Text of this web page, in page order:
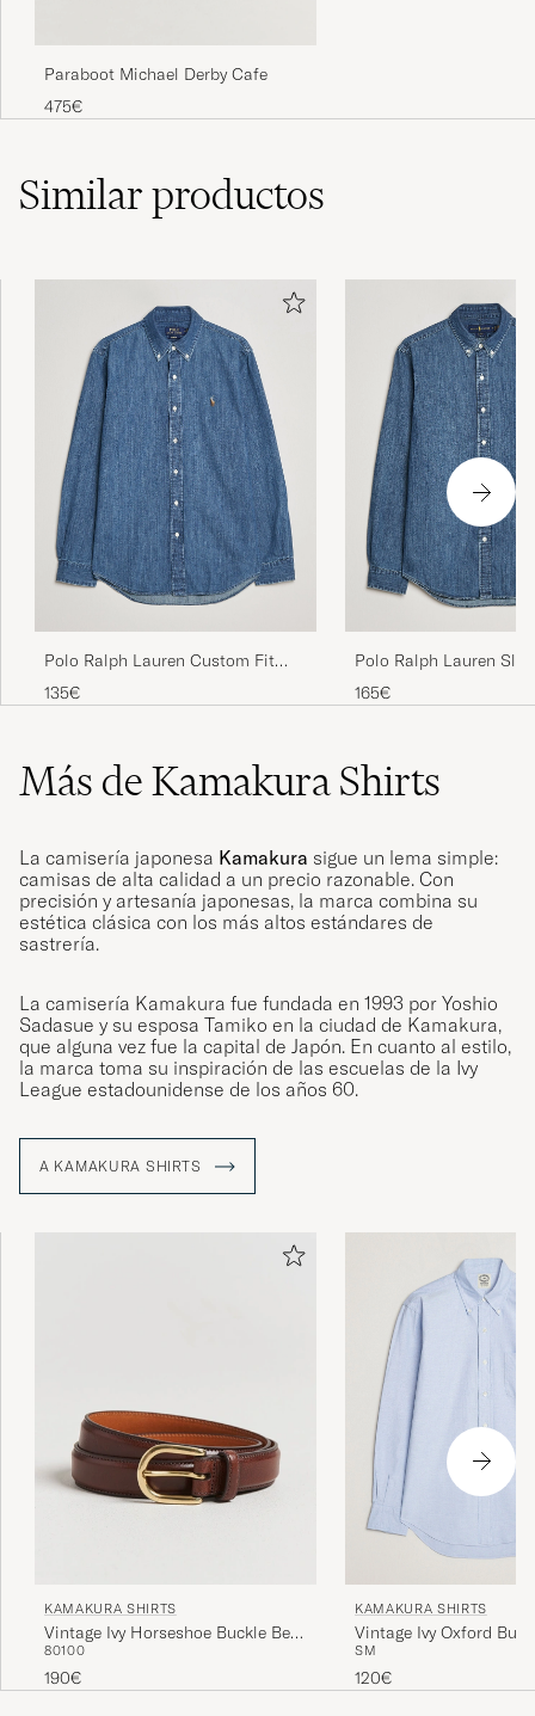
Paraboot Michael Derby Cafe
475€
Similarproductos
Polo Ralph Lauren Custom Fit
Shirt Denim Dark Wash
135€
Polo Ralph Lauren
Denim Dark Wash
165€
Más de Kamakura Shirts
La camisería japonesa Kamakura sigue un lema simple:
camisas de alta calidad a un precio razonable. Con
precisión y artesanía japonesas, la marca combina su
estética clásica con los más altos estándares de
sastrería.
La camisería Kamakura fue fundada en 1993 por Yoshio
Sadasue y su esposa Tamiko en la ciudad de Kamakura,
que alguna vez fue la capital de Japón. En cuanto al estilo,
la marca toma su inspiración de las escuelas de la Ivy
League estadounidense de los años 60.
A KAMAKURA SHIRTS
KAMAKURA SHIRTS
Vintage Ivy Horseshoe Buckle Belt
Brown
80100
190€
KAMAKURA SHIRTS
Vintage Ivy Oxford
Shirt Light Blue
SM
120€